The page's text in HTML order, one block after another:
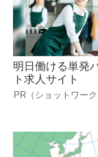
明日働ける単発
ト求人サイト
PR（ショットワーク